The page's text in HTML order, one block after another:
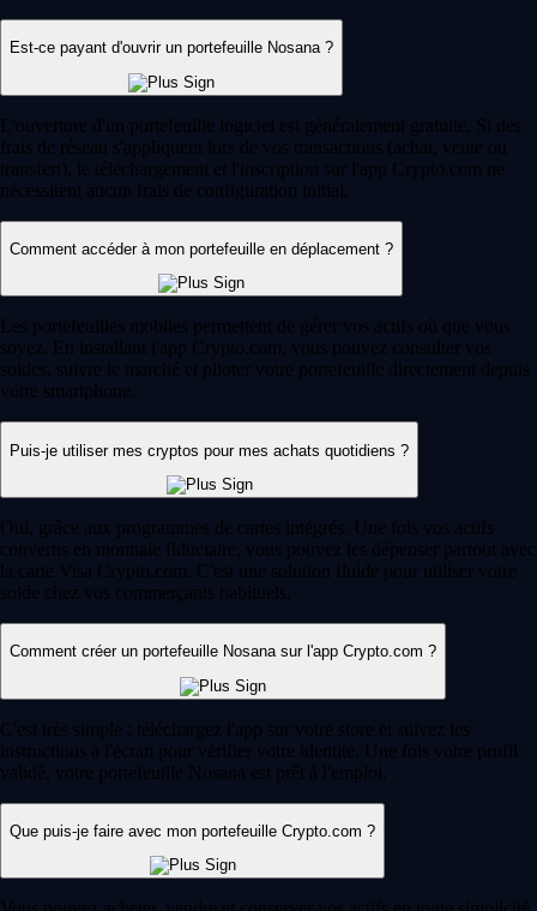
Est-ce payant d'ouvrir un portefeuille Nosana ?
L'ouverture d'un portefeuille logiciel est généralement gratuite. Si des
frais de réseau s'appliquent lors de vos transactions (achat, vente ou
transfert), le téléchargement et l'inscription sur l'app Crypto.com ne
nécessitent aucun frais de configuration initial.
Comment accéder à mon portefeuille en déplacement ?
Les portefeuilles mobiles permettent de gérer vos actifs où que vous
soyez. En installant l'app Crypto.com, vous pouvez consulter vos
soldes, suivre le marché et piloter votre portefeuille directement depuis
votre smartphone.
Puis-je utiliser mes cryptos pour mes achats quotidiens ?
Oui, grâce aux programmes de cartes intégrés. Une fois vos actifs
convertis en monnaie fiduciaire, vous pouvez les dépenser partout avec
la carte Visa Crypto.com. C'est une solution fluide pour utiliser votre
solde chez vos commerçants habituels.
Comment créer un portefeuille Nosana sur l'app Crypto.com ?
C'est très simple : téléchargez l'app sur votre store et suivez les
instructions à l'écran pour vérifier votre identité. Une fois votre profil
validé, votre portefeuille Nosana est prêt à l'emploi.
Que puis-je faire avec mon portefeuille Crypto.com ?